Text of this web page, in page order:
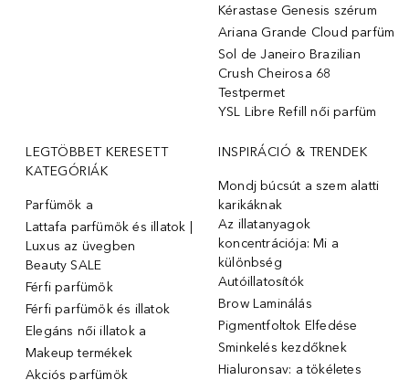
Kérastase Genesis szérum
Ariana Grande Cloud parfüm
Sol de Janeiro Brazilian
Crush Cheirosa 68
Testpermet
YSL Libre Refill női parfüm
LEGTÖBBET KERESETT
KATEGÓRIÁK
Parfümök ️a
Lattafa parfümök és illatok |
Luxus az üvegben
Beauty SALE
Férfi parfümök
Férfi parfümök és illatok
Elegáns női illatok ️a
Makeup termékek
Akciós parfümök
INSPIRÁCIÓ & TRENDEK
Mondj búcsút a szem alatti
karikáknak
Az illatanyagok
koncentrációja: Mi a
különbség
Autóillatosítók
Brow Laminálás
Pigmentfoltok Elfedése
Sminkelés kezdőknek
Hialuronsav: a tökéletes